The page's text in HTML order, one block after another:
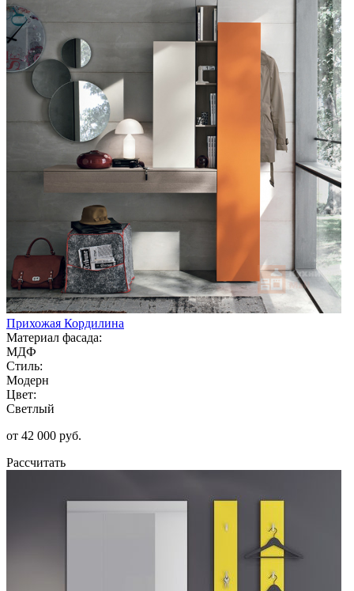
Прихожая Кордилина
Материал фасада:
МДФ
Стиль:
Модерн
Цвет:
Светлый
от 42 000 руб.
Рассчитать